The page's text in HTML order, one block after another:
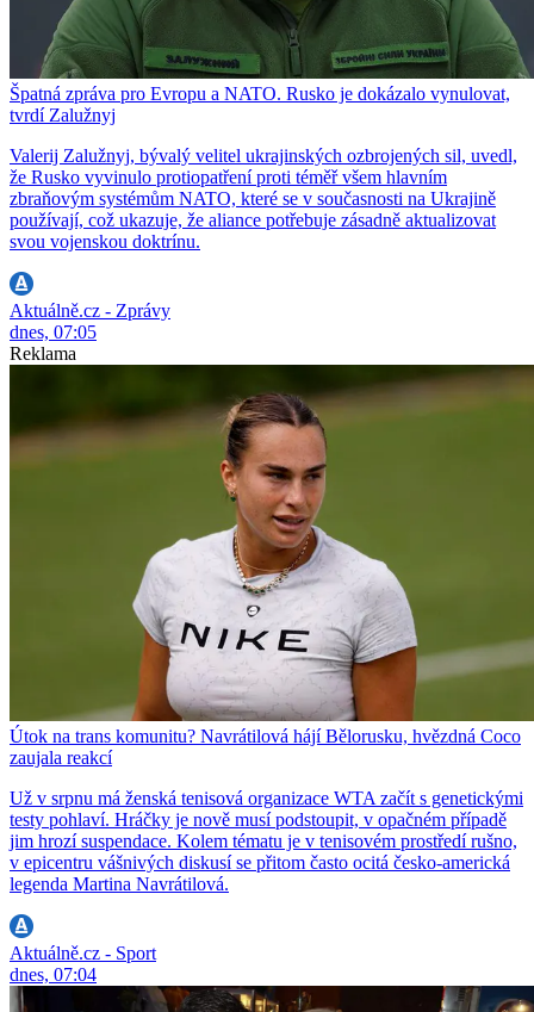
Špatná zpráva pro Evropu a NATO. Rusko je dokázalo vynulovat,
tvrdí Zalužnyj
Valerij Zalužnyj, bývalý velitel ukrajinských ozbrojených sil, uvedl,
že Rusko vyvinulo protiopatření proti téměř všem hlavním
zbraňovým systémům NATO, které se v současnosti na Ukrajině
používají, což ukazuje, že aliance potřebuje zásadně aktualizovat
svou vojenskou doktrínu.
Aktuálně.cz - Zprávy
dnes, 07:05
Reklama
Útok na trans komunitu? Navrátilová hájí Bělorusku, hvězdná Coco
zaujala reakcí
Už v srpnu má ženská tenisová organizace WTA začít s genetickými
testy pohlaví. Hráčky je nově musí podstoupit, v opačném případě
jim hrozí suspendace. Kolem tématu je v tenisovém prostředí rušno,
v epicentru vášnivých diskusí se přitom často ocitá česko-americká
legenda Martina Navrátilová.
Aktuálně.cz - Sport
dnes, 07:04